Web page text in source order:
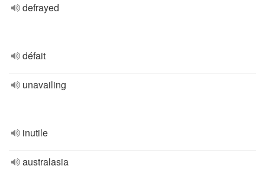
defrayed
défait
unavailing
inutile
australasia